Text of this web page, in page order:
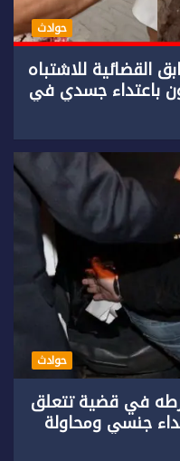
حوادث
للاشتباه
باعتداء جسدي في
حوادث
في قضية تتعلق
جنسي ومحاولة